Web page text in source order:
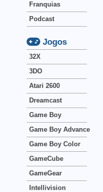
Franquias
Podcast
Jogos
32X
3DO
Atari 2600
Dreamcast
Game Boy
Game Boy Advance
Game Boy Color
GameCube
GameGear
Intellivision